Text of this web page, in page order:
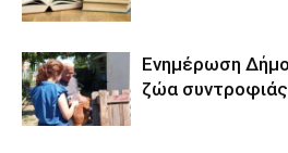
Ενημέρωση
ζώα συντροφιάς